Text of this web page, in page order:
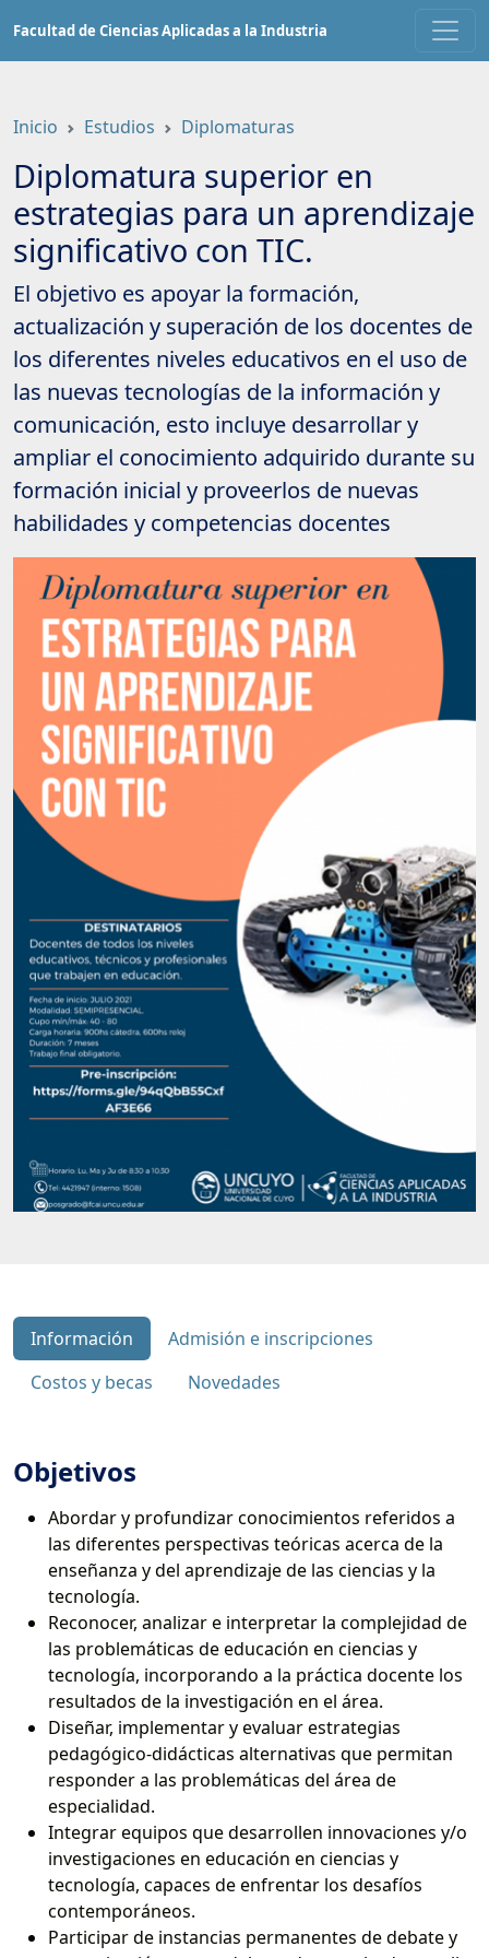
contenido
Facultad de Ciencias Aplicadas a la Industria
Inicio Estudios Diplomaturas
Diplomatura superior en
estrategias para un aprendizaje
significativo con TIC.
El objetivo es apoyar la formación,
actualización y superación de los docentes de
los diferentes niveles educativos en el uso de
las nuevas tecnologías de la información y
comunicación, esto incluye desarrollar y
ampliar el conocimiento adquirido durante su
formación inicial y proveerlos de nuevas
habilidades y competencias docentes
Información
Admisión e inscripciones
Costos y becas
Novedades
Objetivos
Abordar y profundizar conocimientos referidos a
las diferentes perspectivas teóricas acerca de la
enseñanza y del aprendizaje de las ciencias y la
tecnología.
Reconocer, analizar e interpretar la complejidad de
las problemáticas de educación en ciencias y
tecnología, incorporando a la práctica docente los
resultados de la investigación en el área.
Diseñar, implementar y evaluar estrategias
pedagógico-didácticas alternativas que permitan
responder a las problemáticas del área de
especialidad.
Integrar equipos que desarrollen innovaciones y/o
investigaciones en educación en ciencias y
tecnología, capaces de enfrentar los desafíos
contemporáneos.
Participar de instancias permanentes de debate y